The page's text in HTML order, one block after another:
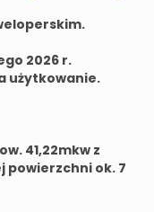
2026 r.
użytkowanie.
41,22mkw z
ok. 7